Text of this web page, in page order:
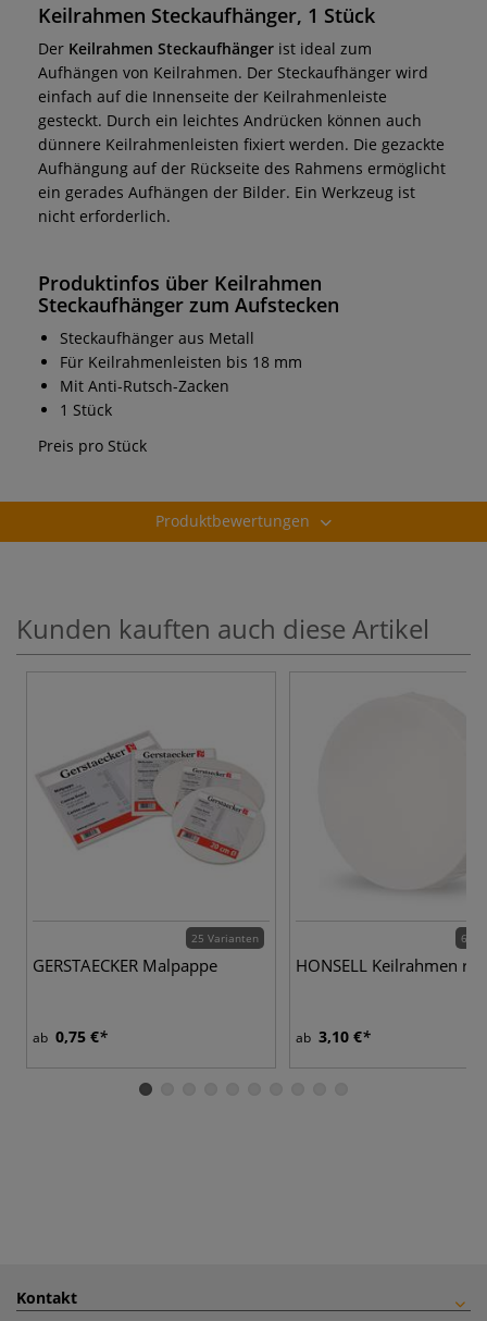
Keilrahmen Steckaufhänger, 1 Stück
Der Keilrahmen Steckaufhänger ist ideal zum
Aufhängen von Keilrahmen. Der Steckaufhänger wird
einfach auf die Innenseite der Keilrahmenleiste
gesteckt. Durch ein leichtes Andrücken können auch
dünnere Keilrahmenleisten fixiert werden. Die gezackte
Aufhängung auf der Rückseite des Rahmens ermöglicht
ein gerades Aufhängen der Bilder. Ein Werkzeug ist
nicht erforderlich.
Produktinfos über Keilrahmen
Steckaufhänger zum Aufstecken
Steckaufhänger aus Metall
Für Keilrahmenleisten bis 18 mm
Mit Anti-Rutsch-Zacken
1 Stück
Preis pro Stück
Produktbewertungen
Kunden kauften auch diese Artikel
25 Varianten
GERSTAECKER Malpappe
ab 0,75 €
6
HONSELL Keilrahmen
ab 3,10 €
Kontakt